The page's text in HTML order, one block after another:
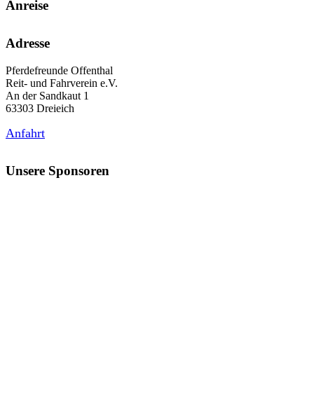
Anreise
Adresse
Pferdefreunde Offenthal
Reit- und Fahrverein e.V.
An der Sandkaut 1
63303 Dreieich
Anfahrt
Unsere Sponsoren